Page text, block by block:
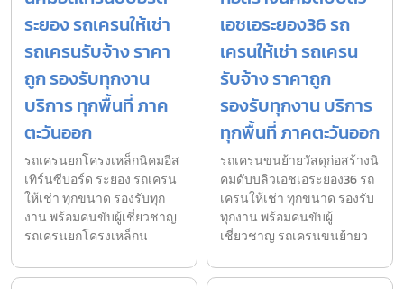
ระยอง รถเครนให้เช่า
รถเครนรับจ้าง ราคา
ถูก รองรับทุกงาน
บริการ ทุกพื้นที่ ภาค
ตะวันออก
รถเครนยกโครงเหล็กนิคมอีส
เทิร์นซีบอร์ด ระยอง รถเครน
ให้เช่า ทุกขนาด รองรับทุก
งาน พร้อมคนขับผู้เชี่ยวชาญ
รถเครนยกโครงเหล็กน
เอชเอระยอง36 รถ
เครนให้เช่า รถเครน
รับจ้าง ราคาถูก
รองรับทุกงาน บริการ
ทุกพื้นที่ ภาคตะวันออก
รถเครนขนย้ายวัสดุก่อสร้างนิ
คมดับบลิวเอชเอระยอง36 รถ
เครนให้เช่า ทุกขนาด รองรับ
ทุกงาน พร้อมคนขับผู้
เชี่ยวชาญ รถเครนขนย้ายว